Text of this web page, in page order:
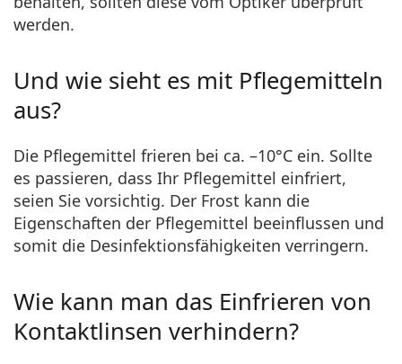
werden.
Und wie sieht es mit Pflegemitteln
aus?
Die Pflegemittel frieren bei ca. –10°C ein. Sollte
es passieren, dass Ihr Pflegemittel einfriert,
seien Sie vorsichtig. Der Frost kann die
Eigenschaften der Pflegemittel beeinflussen und
somit die Desinfektionsfähigkeiten verringern.
Wie kann man das Einfrieren von
Kontaktlinsen verhindern?